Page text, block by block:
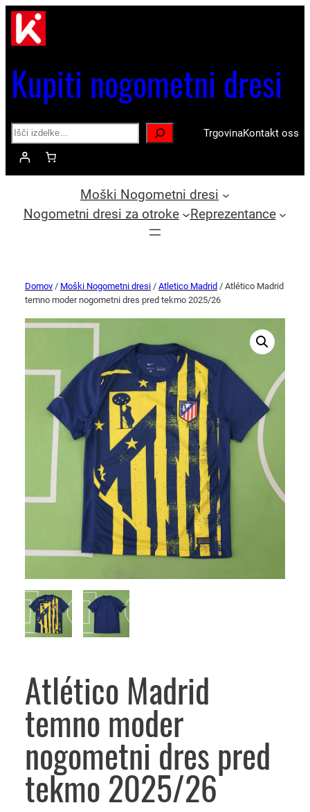
Kupiti nogometni dresi
Search TrgovinaKontakt oss
Moški Nogometni dresi
Nogometni dresi za otroke
Reprezentance
Domov / Moški Nogometni dresi / Atletico Madrid / Atlético Madrid
temno moder nogometni dres pred tekmo 2025/26
Atlético Madrid
temno moder
nogometni dres pred
tekmo 2025/26